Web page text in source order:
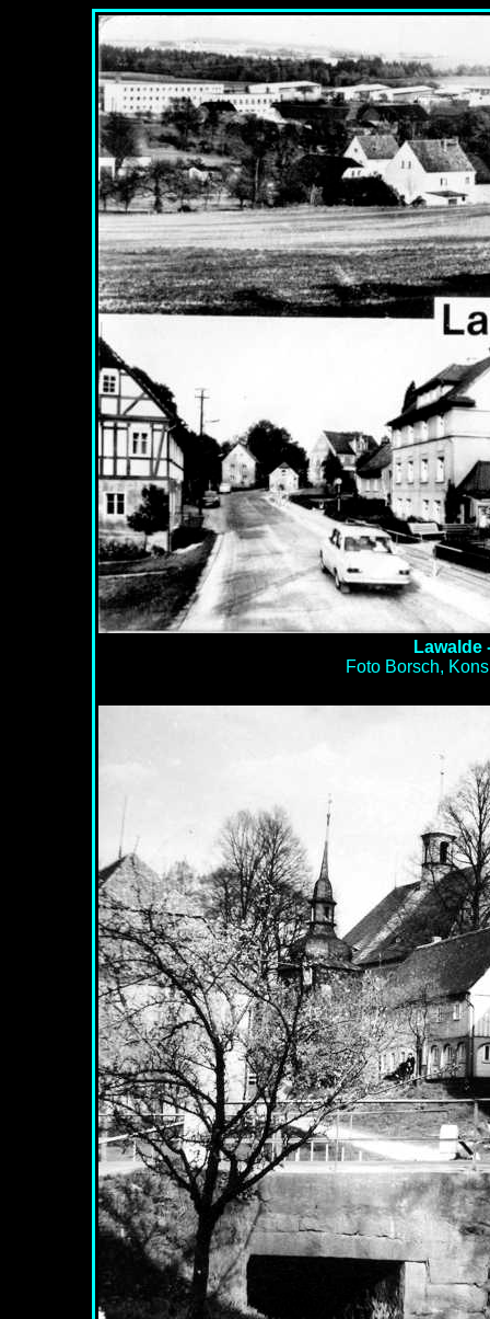
Lawalde
Foto Borsch,